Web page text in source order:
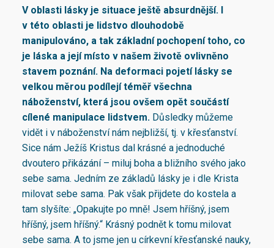
V oblasti lásky je situace ještě absurdnější. I
v této oblasti je lidstvo dlouhodobě
manipulováno, a tak základní pochopení toho, co
je láska a její místo v našem životě ovlivněno
stavem poznání. Na deformaci pojetí lásky se
velkou měrou podílejí téměř všechna
náboženství, která jsou ovšem opět součástí
cílené manipulace lidstvem. Důsledky můžeme
vidět i v náboženství nám nejbližší, tj. v křesťanství.
Sice nám Ježíš Kristus dal krásné a jednoduché
dvoutero přikázání – miluj boha a bližního svého jako
sebe sama. Jedním ze základů lásky je i dle Krista
milovat sebe sama. Pak však přijdete do kostela a
tam slyšíte: „Opakujte po mně! Jsem hříšný, jsem
hříšný, jsem hříšný.“ Krásný podnět k tomu milovat
sebe sama. A to jsme jen u církevní křesťanské nauky,